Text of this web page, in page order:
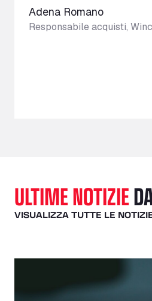
Adena Romano
Responsabile acquisti,
ULTIME NOTIZIE
VISUALIZZA TUTTE LE
In che modo la visibilità in